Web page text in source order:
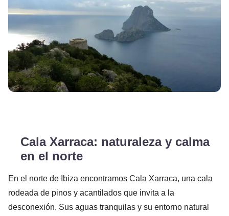
Cala Xarraca: naturaleza y calma
en el norte
En el norte de Ibiza encontramos Cala Xarraca, una cala
rodeada de pinos y acantilados que invita a la
desconexión. Sus aguas tranquilas y su entorno natural